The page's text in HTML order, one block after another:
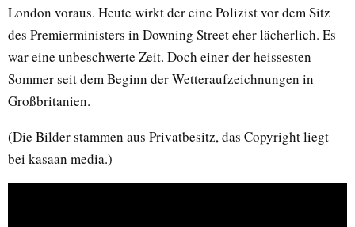
London voraus. Heute wirkt der eine Polizist vor dem Sitz
des Premierministers in Downing Street eher lächerlich. Es
war eine unbeschwerte Zeit. Doch einer der heissesten
Sommer seit dem Beginn der Wetteraufzeichnungen in
Großbritanien.
(Die Bilder stammen aus Privatbesitz, das Copyright liegt
bei kasaan media.)